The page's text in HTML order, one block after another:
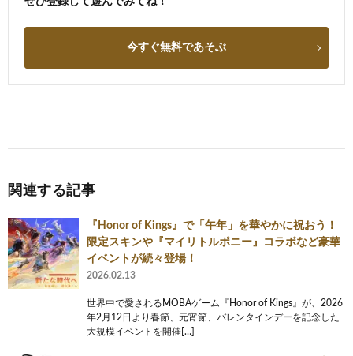
今すぐ無料であそぶ
関連する記事
『Honor of Kings』で「午年」を華やかに祝おう！
限定スキンや『マイリトルポニー』コラボなど豪華
イベントが続々登場！
2026.02.13
世界中で愛されるMOBAゲーム『Honor of Kings』が、2026
年2月12日より春節、元宵節、バレンタインデーを記念した
大規模イベントを開催[…]